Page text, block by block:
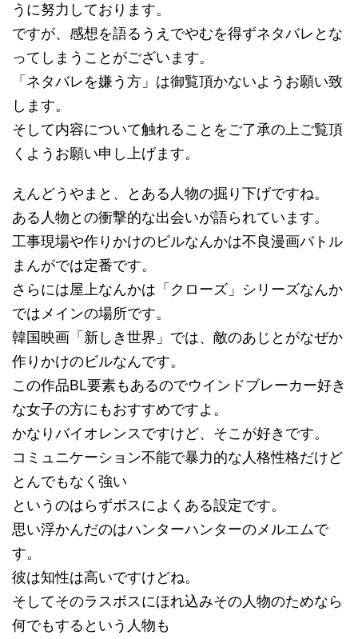
うに努力しております。
ですが、感想を語るうえでやむを得ずネタバレとな
ってしまうことがございます。
「ネタバレを嫌う方」は御覧頂かないようお願い致
します。
そして内容について触れることをご了承の上ご覧頂
くようお願い申し上げます。
えんどうやまと、とある人物の掘り下げですね。
ある人物との衝撃的な出会いが語られています。
工事現場や作りかけのビルなんかは不良漫画バトル
まんがでは定番です。
さらには屋上なんかは「クローズ」シリーズなんか
ではメインの場所です。
韓国映画「新しき世界」では、敵のあじとがなぜか
作りかけのビルなんです。
この作品BL要素もあるのでウインドブレーカー好き
な女子の方にもおすすめですよ。
かなりバイオレンスですけど、そこが好きです。
コミュニケーション不能で暴力的な人格性格だけど
とんでもなく強い
というのはらずボスによくある設定です。
思い浮かんだのはハンターハンターのメルエムで
す。
彼は知性は高いですけどね。
そしてそのラスボスにほれ込みその人物のためなら
何でもするという人物も